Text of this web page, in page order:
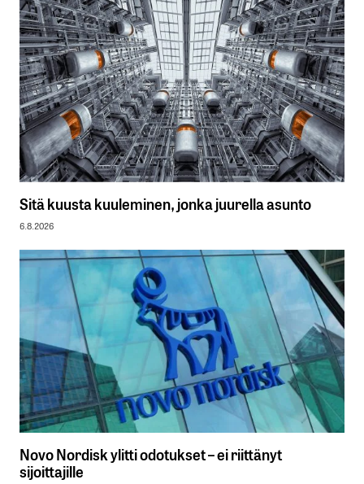
Sitä kuusta kuuleminen, jonka juurella asunto
6.8.2026
Novo Nordisk ylitti odotukset – ei riittänyt
sijoittajille